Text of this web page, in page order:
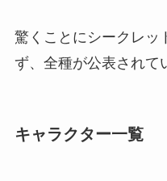
驚くことにシークレッ
ず、全種が公表されて
キャラクター一覧